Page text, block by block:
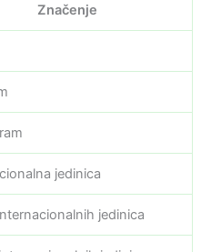
Značenje
jedinica
jedinica